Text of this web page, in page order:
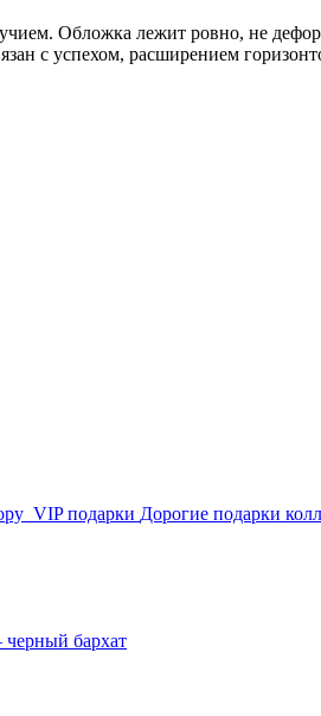
Обложка лежит ровно, не
с успехом, расширением
VIP подарки Дорогие подарки
бархат